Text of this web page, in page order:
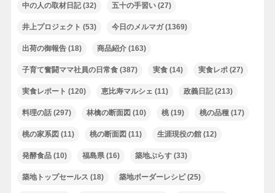
中の人の取材日記(32) 五十の手習い(27)
井上プロジェクト (53) 今日のメルマガ(1369)
出荷の御報告(18) 商品紹介(163)
子育て奮闘ママ社員の日常食(387) 実食(14) 実食レポ(27)
実食レポート (120) 恵比寿マルシェ (11) 政義日記(213)
料理の話(297) 林檎の断面図 (10) 桃(19) 桃の品種(17)
桃の家系図 (11) 桃の断面図 (11) 生涯現役の館(12)
発酵食品(10) 福島県(16) 築地ぷらす(33)
築地トップセールス (18) 築地ボーダーレシピ(25)